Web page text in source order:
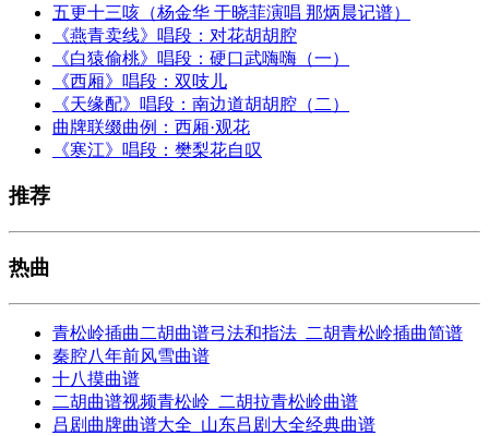
五更十三咳（杨金华 于晓菲演唱 那炳晨记谱）
《燕青卖线》唱段：对花胡胡腔
《白猿偷桃》唱段：硬口武嗨嗨（一）
《西厢》唱段：双吱儿
《天缘配》唱段：南边道胡胡腔（二）
曲牌联缀曲例：西厢·观花
《寒江》唱段：樊梨花自叹
推荐
热曲
青松岭插曲二胡曲谱弓法和指法_二胡青松岭插曲简谱
秦腔八年前风雪曲谱
十八摸曲谱
二胡曲谱视频青松岭_二胡拉青松岭曲谱
吕剧曲牌曲谱大全_山东吕剧大全经典曲谱